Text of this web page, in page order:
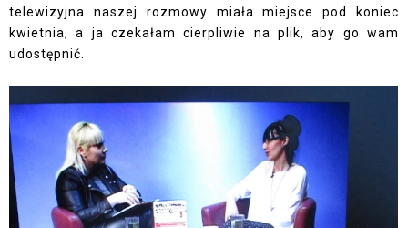
telewizyjna naszej rozmowy miała miejsce pod koniec
kwietnia, a ja czekałam cierpliwie na plik, aby go wam
udostępnić.